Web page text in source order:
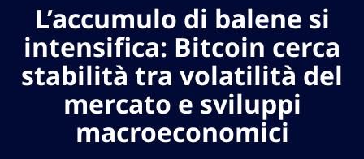
L’accumulo di balene si
intensifica: Bitcoin cerca
stabilità tra volatilità del
mercato e sviluppi
macroeconomici